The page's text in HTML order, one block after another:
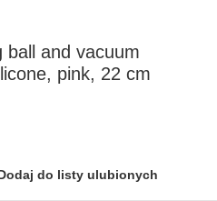
ball and vacuum
pink, 22 cm
do listy ulubionych